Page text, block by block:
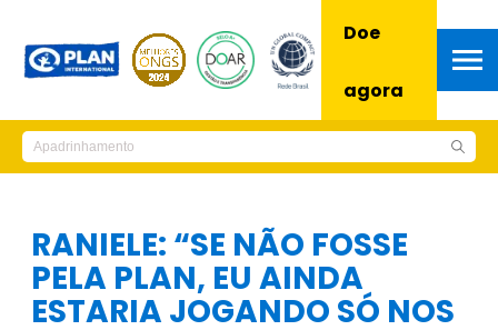
Doe
agora
RANIELE: “SE NÃO FOSSE
PELA PLAN, EU AINDA
ESTARIA JOGANDO SÓ NOS